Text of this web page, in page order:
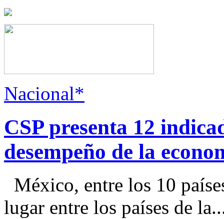
Nacional*
CSP presenta 12
desempeño de la
México, entre los 10
lugar entre los países de